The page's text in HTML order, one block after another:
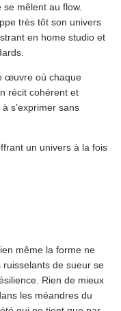
mêlent au flow.
très tôt son univers
en home studio et
œuvre où chaque
récit cohérent et
s’exprimer sans
un univers à la fois
même la forme ne
ruisselants de sueur se
Rien de mieux
les méandres du